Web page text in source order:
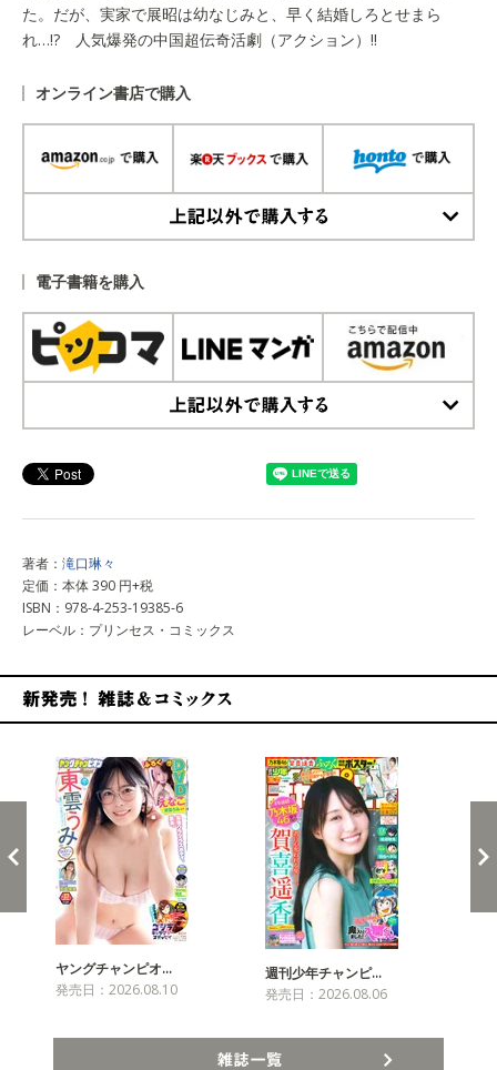
た。だが、実家で展昭は幼なじみと、早く結婚しろとせまら
れ…!? 人気爆発の中国超伝奇活劇（アクション）!!
オンライン書店で購入
電子書籍を購入
著者： 滝口琳々
定価：本体 390 円+税
ISBN：978-4-253-19385-6
レーベル：プリンセス・コミックス
ヤングチャンピオ…
発売日：2026.08.10
週刊少年チャンピ…
発売日：2026.08.06